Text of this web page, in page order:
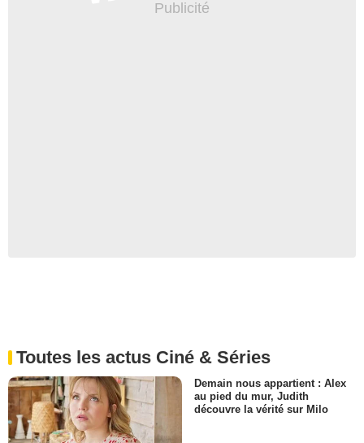
Toutes les actus Ciné & Séries
Demain nous appartient : Alex
au pied du mur, Judith
découvre la vérité sur Milo